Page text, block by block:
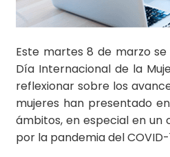
Este martes 8 de marzo
Día Internacional de la
reflexionar sobre los
mujeres han presentado
ámbitos, en especial en
por la pandemia del COVID-